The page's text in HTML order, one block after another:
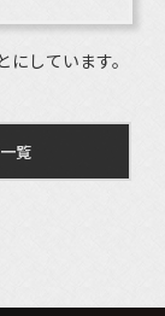
しています。
覧